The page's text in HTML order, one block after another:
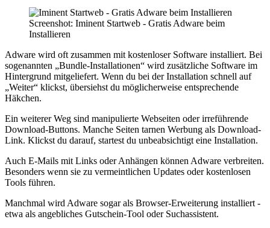
Screenshot: Iminent Startweb - Gratis Adware beim
Installieren
Adware wird oft zusammen mit kostenloser Software installiert. Bei
sogenannten „Bundle-Installationen“ wird zusätzliche Software im
Hintergrund mitgeliefert. Wenn du bei der Installation schnell auf
„Weiter“ klickst, übersiehst du möglicherweise entsprechende
Häkchen.
Ein weiterer Weg sind manipulierte Webseiten oder irreführende
Download-Buttons. Manche Seiten tarnen Werbung als Download-
Link. Klickst du darauf, startest du unbeabsichtigt eine Installation.
Auch E-Mails mit Links oder Anhängen können Adware verbreiten.
Besonders wenn sie zu vermeintlichen Updates oder kostenlosen
Tools führen.
Manchmal wird Adware sogar als Browser-Erweiterung installiert -
etwa als angebliches Gutschein-Tool oder Suchassistent.